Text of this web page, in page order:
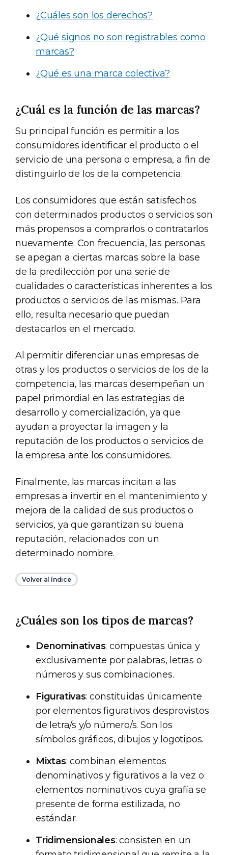
¿Cuáles son los derechos?
¿Qué signos no son registrables como
marcas?
¿Qué es una marca colectiva?
¿Cuál es la función de las marcas?
Su principal función es permitir a los
consumidores identificar el producto o el
servicio de una persona o empresa, a fin de
distinguirlo de los de la competencia.
Los consumidores que están satisfechos
con determinados productos o servicios son
más propensos a comprarlos o contratarlos
nuevamente. Con frecuencia, las personas
se apegan a ciertas marcas sobre la base
de la predilección por una serie de
cualidades o características inherentes a los
productos o servicios de las mismas. Para
ello, resulta necesario que puedan
destacarlos en el mercado.
Al permitir diferenciar unas empresas de
otras y los productos o servicios de los de la
competencia, las marcas desempeñan un
papel primordial en las estrategias de
desarrollo y comercialización, ya que
ayudan a proyectar la imagen y la
reputación de los productos o servicios de
la empresa ante los consumidores.
Finalmente, las marcas incitan a las
empresas a invertir en el mantenimiento y
mejora de la calidad de sus productos o
servicios, ya que garantizan su buena
reputación, relacionados con un
determinado nombre.
Volver al índice
¿Cuáles son los tipos de marcas?
Denominativas: compuestas única y
exclusivamente por palabras, letras o
números y sus combinaciones.
Figurativas: constituidas únicamente
por elementos figurativos desprovistos
de letra/s y/o número/s. Son los
símbolos gráficos, dibujos y logotipos.
Mixtas: combinan elementos
denominativos y figurativos a la vez o
elementos nominativos cuya grafía se
presente de forma estilizada, no
estándar.
Tridimensionales: consisten en un